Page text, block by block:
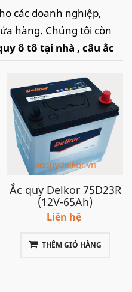
các doanh nghiệp,
hàng. Chúng tôi còn
ô tô tại nhà , câu ắc
Nam như: Hà Nội,Thanh
Chí Minh, Đà Nẵng,
chóng kịp thời và dịch
sẽ làm hài lòng quý
70Ah D26 (R), CCA
(R) cùng mã 80D26R
Ắc quy Delkor 75D23R
(12V-65Ah)
Liên hệ
THÊM GIỎ HÀNG